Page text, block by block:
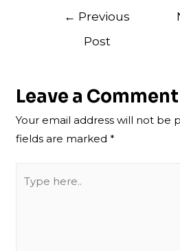
Post
navigation
← Previous
Post
Leave a Comment
Your email address will not be
fields are marked*
here..